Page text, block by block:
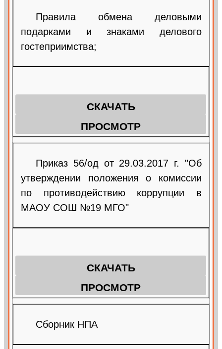
Правила обмена деловыми
подарками и знаками делового
гостеприимства;
СКАЧАТЬ
ПРОСМОТР
Приказ 56/од от 29.03.2017 г. "Об
утверждении положения о комиссии
по противодействию коррупции в
МАОУ СОШ №19 МГО"
СКАЧАТЬ
ПРОСМОТР
Сборник НПА